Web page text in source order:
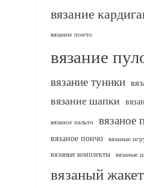
вязание
вязание пончо
вязание
вязание туники
вязание шапки
вязаное пальто вязаное
вязаное пончо вязаные
вязаные комплекты
вязаные
вязаный жакет